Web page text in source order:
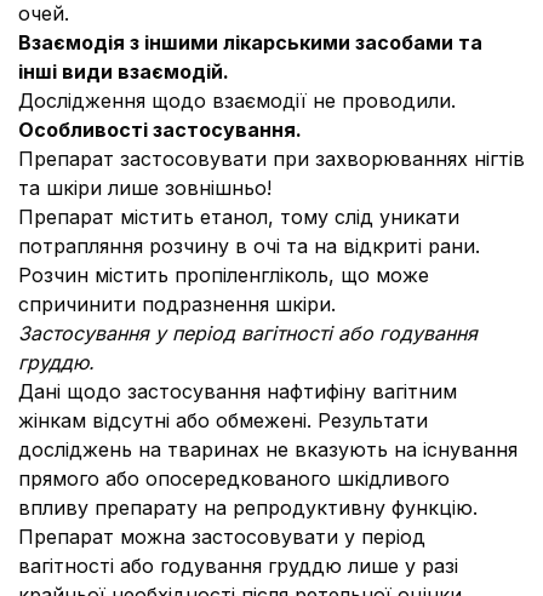
очей.
Взаємодія з іншими лікарськими засобами та
інші види взаємодій.
Дослідження щодо взаємодії не проводили.
Особливості застосування.
Препарат застосовувати при захворюваннях нігтів
та шкіри лише зовнішньо!
Препарат містить етанол, тому слід уникати
потрапляння розчину в очі та на відкриті рани.
Розчин містить пропіленгліколь, що може
спричинити подразнення шкіри.
Застосування у період вагітності або годування
груддю.
Дані щодо застосування нафтифіну вагітним
жінкам відсутні або обмежені. Результати
досліджень на тваринах не вказують на існування
прямого або опосередкованого шкідливого
впливу препарату на репродуктивну функцію.
Препарат можна застосовувати у період
вагітності або годування груддю лише у разі